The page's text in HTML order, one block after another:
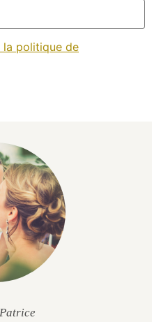
politique de